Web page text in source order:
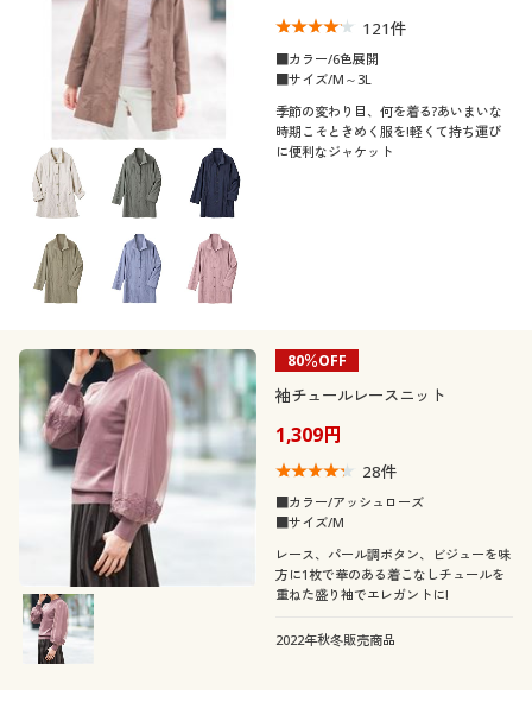
121件
■カラー/6色展開
■サイズ/M～3L
季節の変わり目、何を着る?あいまいな
時期こそときめく服を!軽くて持ち運び
に便利なジャケット
80％OFF
袖チュールレースニット
1,309円
28件
■カラー/アッシュローズ
■サイズ/M
レース、パール調ボタン、ビジューを味
方に1枚で華のある着こなしチュールを
重ねた盛り袖でエレガントに!
2022年秋冬販売商品